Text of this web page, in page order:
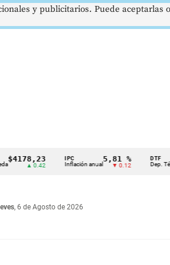
▲ 0.42
IPC
Inflación anual
5,81 %
▼ 0.12
DTF
Dep. Término
, 6 de Agosto de 2026
y publicitarios. Puede aceptarlas